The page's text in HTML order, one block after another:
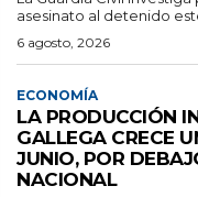
asesinato al detenido
6 agosto, 2026
ECONOMÍA
LA PRODUCCIÓN
GALLEGA CRECE
JUNIO, POR
NACIONAL